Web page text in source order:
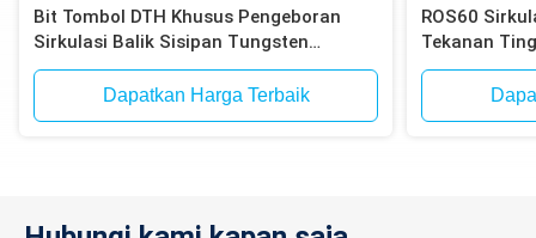
Bit Tombol DTH Khusus Pengeboran
Sirkulasi Balik Sisipan Tungsten
Carbide Kompatibel dengan Epiroc RC
HammersDapatkan Harga Terbaik
ROS60
Tekanan
Dalam
untuk